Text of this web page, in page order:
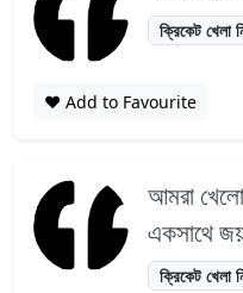
ক্রিকেট খেলা
❤️ Add to Favourite
আমরা
একসাথে
ক্রিকেট খেলা